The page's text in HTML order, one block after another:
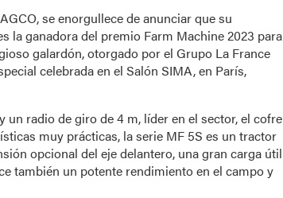
se enorgullece de anunciar que su
la ganadora del premio Farm Machine 2023 para
galardón, otorgado por el Grupo La France
celebrada en el Salón SIMA, en París,
radio de giro de 4 m, líder en el sector, el cofre
muy prácticas, la serie MF 5S es un tractor
opcional del eje delantero, una gran carga útil
también un potente rendimiento en el campo y